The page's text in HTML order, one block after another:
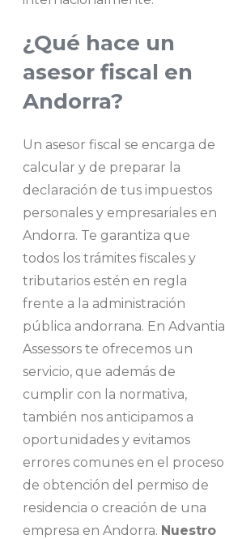
¿Qué hace un
asesor fiscal en
Andorra?
Un asesor fiscal se encarga de
calcular y de preparar la
declaración de tus impuestos
personales y empresariales en
Andorra. Te garantiza que
todos los trámites fiscales y
tributarios estén en regla
frente a la administración
pública andorrana. En Advantia
Assessors te ofrecemos un
servicio, que además de
cumplir con la normativa,
también nos anticipamos a
oportunidades y evitamos
errores comunes en el proceso
de obtención del permiso de
residencia o creación de una
empresa en Andorra. Nuestro